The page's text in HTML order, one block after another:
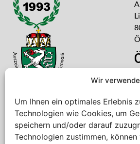
Wir
Um Ihnen ein optimales Erlebnis
Technologien wie Cookies, um
speichern und/oder darauf
Technologien zustimmen,